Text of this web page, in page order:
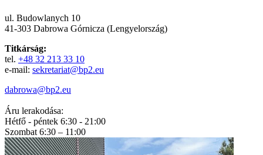
ul. Budowlanych 10
41-303 Dabrowa Górnicza (Lengyelország)
Titkárság:
tel. +48 32 213 33 10
e-mail: sekretariat@bp2.eu
dabrowa@bp2.eu
Áru lerakodása:
Hétfő - péntek 6:30 - 21:00
Szombat 6:30 – 11:00